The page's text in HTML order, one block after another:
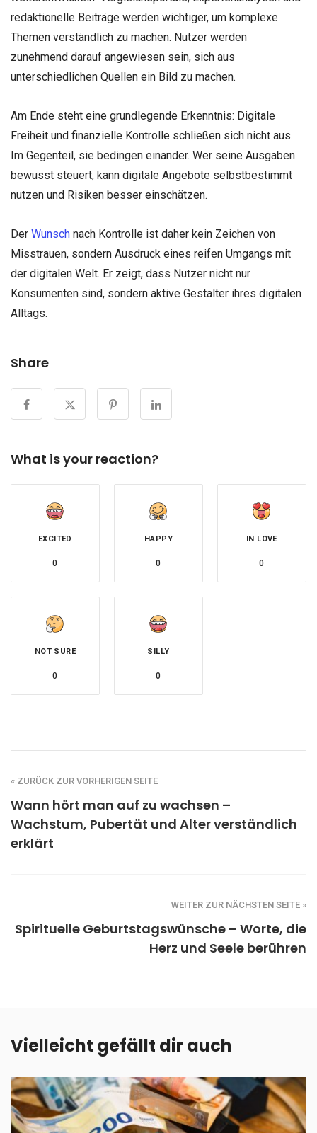
redaktionelle Beiträge werden wichtiger, um komplexe
Themen verständlich zu machen. Nutzer werden
zunehmend darauf angewiesen sein, sich aus
unterschiedlichen Quellen ein Bild zu machen.
Am Ende steht eine grundlegende Erkenntnis: Digitale
Freiheit und finanzielle Kontrolle schließen sich nicht aus.
Im Gegenteil, sie bedingen einander. Wer seine Ausgaben
bewusst steuert, kann digitale Angebote selbstbestimmt
nutzen und Risiken besser einschätzen.
Der Wunsch nach Kontrolle ist daher kein Zeichen von
Misstrauen, sondern Ausdruck eines reifen Umgangs mit
der digitalen Welt. Er zeigt, dass Nutzer nicht nur
Konsumenten sind, sondern aktive Gestalter ihres digitalen
Alltags.
Share
What is your reaction?
EXCITED
0
HAPPY
0
IN LOVE
0
NOT SURE
0
SILLY
0
« ZURÜCK ZUR VORHERIGEN SEITE
Wann hört man auf zu wachsen –
Wachstum, Pubertät und Alter verständlich
erklärt
WEITER ZUR NÄCHSTEN SEITE »
Spirituelle Geburtstagswünsche – Worte, die
Herz und Seele berühren
Vielleicht gefällt dir auch